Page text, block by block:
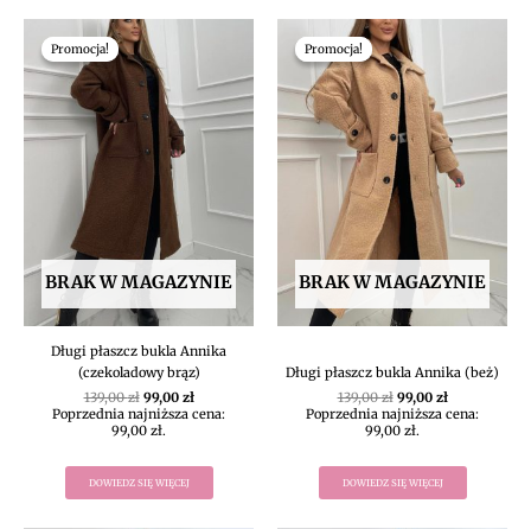
Promocja!
BRAK W MAGAZYNIE
Promocja!
Długi płaszcz bukla Annika
(czekoladowy brąz)
139,00zł
Pierwotna
cena
wynosiła:
139,00 zł.
99,00 zł
99,00 zł.
Poprzednia najniższa cena:
99,00 zł.
DOWIEDZ SIĘ WIĘCEJ
Promocja!
BRAK W MAGAZYNIE
Promocja!
Długi płaszcz bukla Annika (beż)
139,00zł
Pierwotna
cena
wynosiła:
139,00 zł.
99,00 zł
Poprzednia najniższa cena:
99,00 zł.
DOWIEDZ SIĘ WIĘCEJ